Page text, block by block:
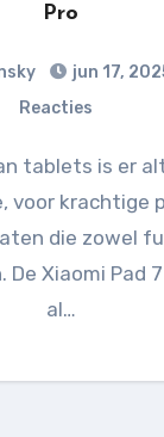
Pro
jun 17,
Reacties
voor krachtige
die zowel
De Xiaomi Pad
al…